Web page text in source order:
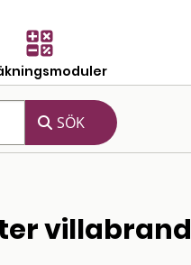
villabrand